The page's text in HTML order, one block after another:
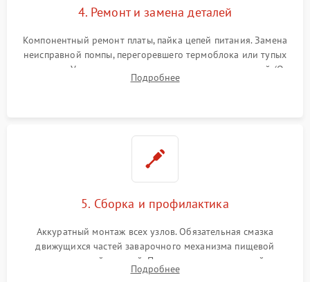
4. Ремонт и замена деталей
Компонентный ремонт платы, пайка цепей питания. Замена
неисправной помпы, перегоревшего термоблока или тупых
жерновов. Установка новых силиконовых уплотнителей (O-
ring) и тефлоновых трубок для надежного устранения
Подробнее
5. Сборка и профилактика
Аккуратный монтаж всех узлов. Обязательная смазка
движущихся частей заварочного механизма пищевой
силиконовой смазкой. Проведение программной
декальцинации и очистки системы от кофейных масел.
Подробнее